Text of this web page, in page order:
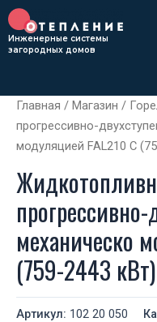
Перейти
содержимому
Инженерные системы
загородных домов
Главная / Магазин /
прогрессивно-
модуляцией FAL210 C
механическо
(759-2443 кВт)
Артикул: 102 20 050